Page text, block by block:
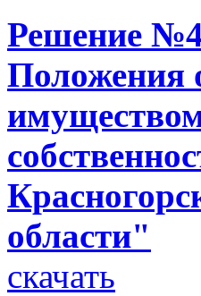
Решение
Положения
области"
скачать